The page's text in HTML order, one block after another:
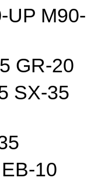
UP M90-
GR-20
SX-35
10